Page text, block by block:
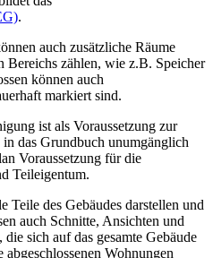
.
auch zusätzliche Räume
Bereichs zählen, wie z.B. Speicher
können auch
markiert sind.
ist als Voraussetzung zur
das Grundbuch unumgänglich
Voraussetzung für die
Teileigentum.
Teile des Gebäudes darstellen und
auch Schnitte, Ansichten und
sich auf das gesamte Gebäude
Wohnungen